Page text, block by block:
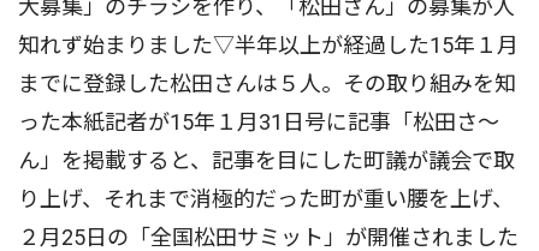
大募集」のチラシを作り、「松田さん」の募集が人
知れず始まりました▽半年以上が経過した15年１月
までに登録した松田さんは５人。その取り組みを知
った本紙記者が15年１月31日号に記事「松田さ〜
ん」を掲載すると、記事を目にした町議が議会で取
り上げ、それまで消極的だった町が重い腰を上げ、
２月25日の「全国松田サミット」が開催されました